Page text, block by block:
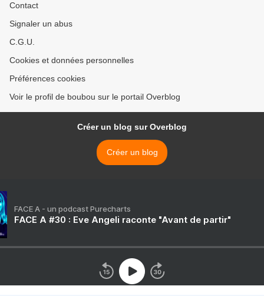
Contact
Signaler un abus
C.G.U.
Cookies et données personnelles
Préférences cookies
Voir le profil de boubou sur le portail Overblog
Créer un blog sur Overblog
Créer un blog
FACE A - un podcast Purecharts
FACE A #30 : Eve Angeli raconte "Avant de partir"